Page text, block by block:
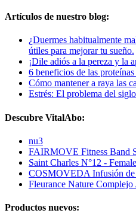
Artículos de nuestro blog:
¿Duermes habitualmente
útiles para mejorar tu sueño.
¡Dile adiós a la pereza y la
6 beneficios de las proteínas
Cómo mantener a raya las
Estrés: El problema del
Descubre VitalAbo:
nu3
FAIRMOVE Fitness Band
Saint Charles N°12 -
COSMOVEDA Infusión de
Fleurance Nature
Productos nuevos: